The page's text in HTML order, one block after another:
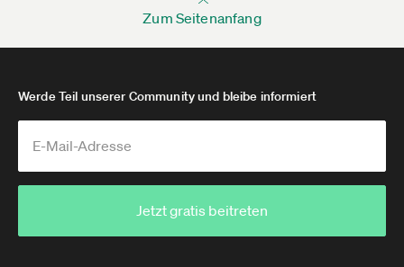
Zum Seitenanfang
Werde Teil unserer Community und bleibe informiert
Jetzt gratis beitreten